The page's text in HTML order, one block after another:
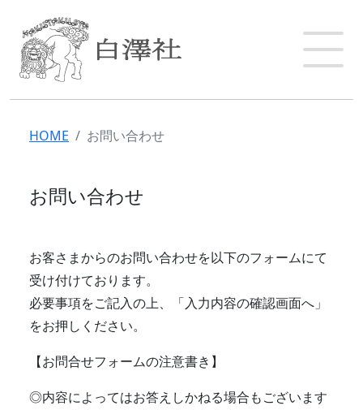
HOME お問い合わせ
お問い合わせ
お客さまからのお問い合わせを以下のフォームにて
受け付けております。
必要事項をご記入の上、「入力内容の確認画面へ」
をお押しください。
【お問合せフォームの注意書き】
◎内容によってはお答えしかねる場合もございます